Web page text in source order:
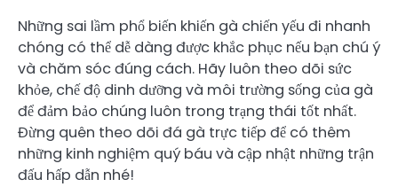
Những sai lầm phổ biến khiến gà chiến yếu đi nhanh
chóng có thể dễ dàng được khắc phục nếu bạn chú ý
và chăm sóc đúng cách. Hãy luôn theo dõi sức
khỏe, chế độ dinh dưỡng và môi trường sống của gà
để đảm bảo chúng luôn trong trạng thái tốt nhất.
Đừng quên theo dõi đá gà trực tiếp để có thêm
những kinh nghiệm quý báu và cập nhật những trận
đấu hấp dẫn nhé!